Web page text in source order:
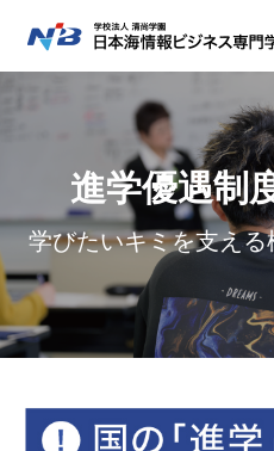
コース紹介
情報システムコース
ビジネスITコース
進学優遇制
学びたいキミを支え